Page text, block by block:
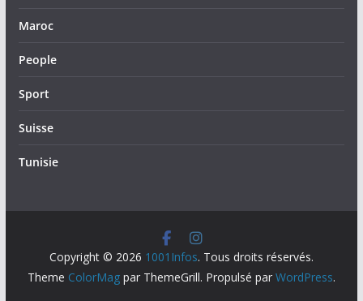
Maroc
People
Sport
Suisse
Tunisie
Copyright © 2026 1001Infos. Tous droits réservés.
Theme ColorMagpar ThemeGrill. Propulsé par WordPress.